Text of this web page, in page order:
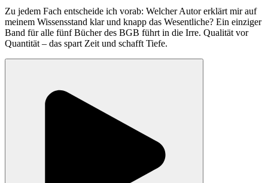
Zu jedem Fach entscheide ich vorab: Welcher Autor erklärt mir auf
meinem Wissensstand klar und knapp das Wesentliche? Ein einziger
Band für alle fünf Bücher des BGB führt in die Irre. Qualität vor
Quantität – das spart Zeit und schafft Tiefe.